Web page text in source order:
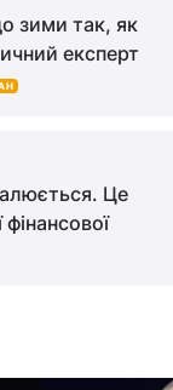
зими так, як
експерт
Це